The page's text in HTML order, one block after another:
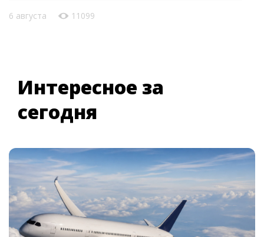
6 августа 11099
Интересное за
сегодня